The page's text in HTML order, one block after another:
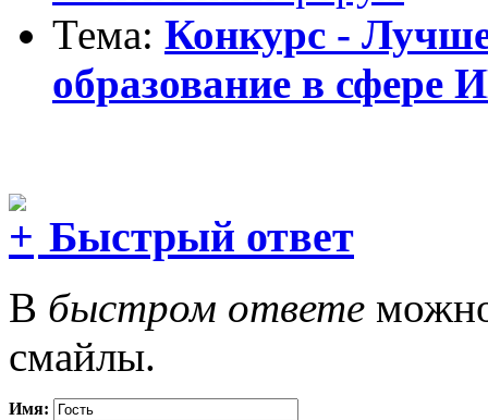
Тема: Конкурс -
образование в сфере
Быстрый ответ
В быстром ответе
смайлы.
Имя: